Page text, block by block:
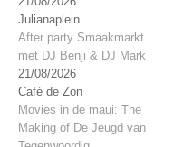
Julianaplein
After party Smaakmarkt
met DJ Benji & DJ Mark
21/08/2026
Café de Zon
Movies in de maui: The
Making of De Jeugd van